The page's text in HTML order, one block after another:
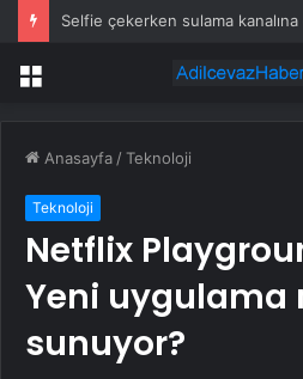
Selfie çekerken sulama
Menü
Anasayfa /Teknoloji
Teknoloji
Netflix
Yeni uygulama
sunuyor?